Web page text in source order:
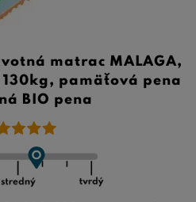
matrac MALAGA,
pamäťová pena
BIO pena